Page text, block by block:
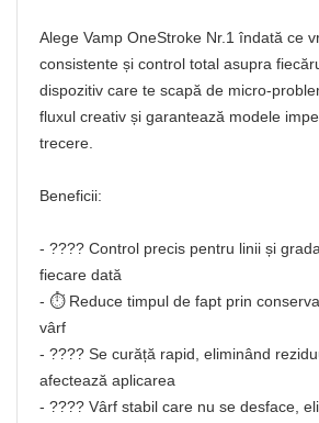
Alege Vamp OneStroke Nr.1 îndată ce
consistente și control total asupra
dispozitiv care te scapă de micro-
fluxul creativ și garantează modele
trecere.
Beneficii:
- ???? Control precis pentru linii și
fiecare dată
- ⏱️ Reduce timpul de fapt prin
vârf
- ???? Se curăță rapid, eliminând
afectează aplicarea
- ???? Vârf stabil care nu se desface,